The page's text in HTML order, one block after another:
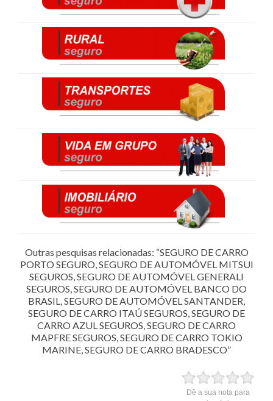
Outras pesquisas relacionadas: “SEGURO DE CARRO
PORTO SEGURO, SEGURO DE AUTOMÓVEL MITSUI
SEGUROS, SEGURO DE AUTOMÓVEL GENERALI
SEGUROS, SEGURO DE AUTOMÓVEL BANCO DO
BRASIL, SEGURO DE AUTOMÓVEL SANTANDER,
SEGURO DE CARRO ITAÚ SEGUROS, SEGURO DE
CARRO AZUL SEGUROS, SEGURO DE CARRO
MAPFRE SEGUROS, SEGURO DE CARRO TOKIO
MARINE, SEGURO DE CARRO BRADESCO”
Dê a sua nota para